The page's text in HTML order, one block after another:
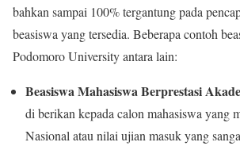
bahkan sampai 100% tergantung pada
beasiswa yang tersedia. Beberapa contoh
Podomoro University antara lain:
Beasiswa Mahasiswa Berprestasi
di berikan kepada calon mahasiswa yang
Nasional atau nilai ujian masuk yang